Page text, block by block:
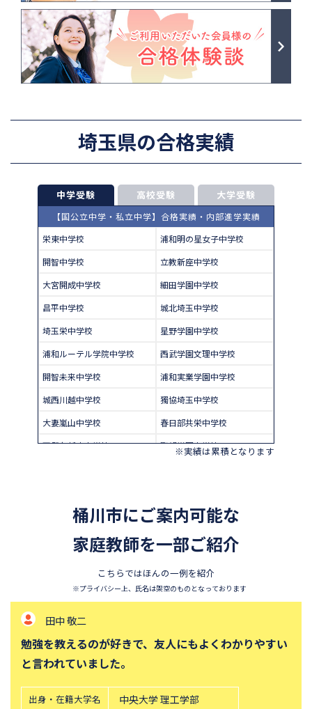
埼玉県の合格実績
中学受験 高校受験 大学受験
【国公立中学・私立中学】合格実績・内部進学実績
栄東中学校
浦和明の星女子中学校
開智中学校
立教新座中学校
大宮開成中学校
細田学園中学校
昌平中学校
城北埼玉中学校
埼玉栄中学校
星野学園中学校
浦和ルーテル学院中学校
西武学園文理中学校
開智未来中学校
浦和実業学園中学校
城西川越中学校
獨協埼玉中学校
大妻嵐山中学校
春日部共栄中学校
西武台新座中学校
聖望学園中学校
※実績は累積となります
桶川市にご案内可能な
家庭教師を一部ご紹介
こちらではほんの一例を紹介
※プライバシー上、氏名は架空のものとなっております
田中 敬二
勉強を教えるのが好きで、友人にもよくわかりやすい
と言われていました。
出身・在籍大学名 中央大学 理工学部